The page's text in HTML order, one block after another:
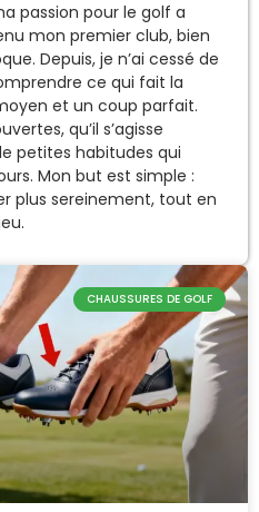
passion pour le golf a
mon premier club, bien
Depuis, je n’ai cessé de
ce qui fait la
et un coup parfait.
qu’il s’agisse
petites habitudes qui
Mon but est simple :
plus sereinement, tout en
CHAUSSURES DE GOLF